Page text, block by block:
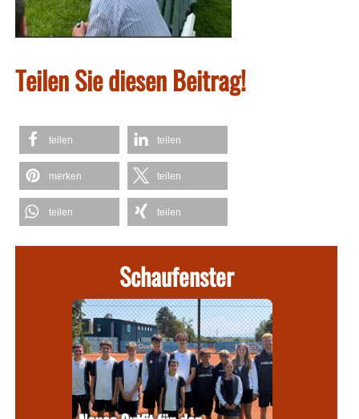
Teilen Sie diesen Beitrag!
teilen teilen
merken teilen
teilen teilen
Schaufenster